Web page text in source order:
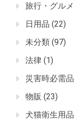
旅行・グルメ
日用品 (22)
未分類 (97)
法律 (1)
災害時必需品
物販 (23)
犬猫衛生用品